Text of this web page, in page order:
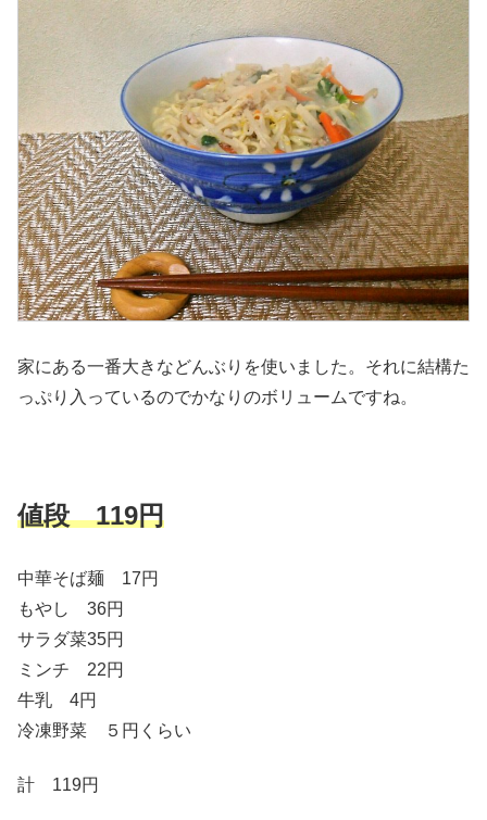
家にある一番大きなどんぶりを使いました。それに結構た
っぷり入っているのでかなりのボリュームですね。
値段 119円
中華そば麺 17円
もやし 36円
サラダ菜35円
ミンチ 22円
牛乳 4円
冷凍野菜 ５円くらい
計 119円